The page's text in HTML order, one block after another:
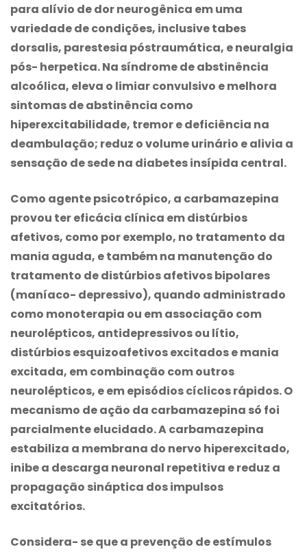
para alívio de dor neurogênica em uma
variedade de condições, inclusive tabes
dorsalis, parestesia póstraumática, e neuralgia
pós- herpetica. Na síndrome de abstinência
alcoólica, eleva o limiar convulsivo e melhora
sintomas de abstinência como
hiperexcitabilidade, tremor e deficiência na
deambulação; reduz o volume urinário e alivia a
sensação de sede na diabetes insípida central.
Como agente psicotrópico, a carbamazepina
provou ter eficácia clínica em distúrbios
afetivos, como por exemplo, no tratamento da
mania aguda, e também na manutenção do
tratamento de distúrbios afetivos bipolares
(maníaco- depressivo), quando administrado
como monoterapia ou em associação com
neurolépticos, antidepressivos ou lítio,
distúrbios esquizoafetivos excitados e mania
excitada, em combinação com outros
neurolépticos, e em episódios cíclicos rápidos. O
mecanismo de ação da carbamazepina só foi
parcialmente elucidado. Acarbamazepina
estabiliza a membrana do nervo hiperexcitado,
inibe a descarga neuronal repetitiva e reduz a
propagação sináptica dos impulsos
excitatórios.
Considera- se que a prevenção de estímulos